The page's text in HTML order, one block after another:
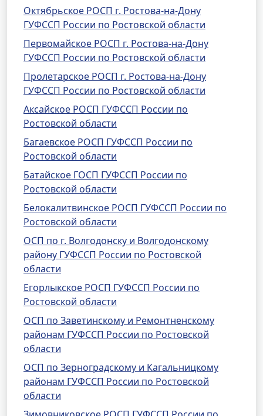
Октябрьское РОСП г. Ростова-на-Дону
ГУФССП России по Ростовской области
Первомайское РОСП г. Ростова-на-Дону
ГУФССП России по Ростовской области
Пролетарское РОСП г. Ростова-на-Дону
ГУФССП России по Ростовской области
Аксайское РОСП ГУФССП России по
Ростовской области
Багаевское РОСП ГУФССП России по
Ростовской области
Батайское ГОСП ГУФССП России по
Ростовской области
Белокалитвинское РОСП ГУФССП России по
Ростовской области
ОСП по г. Волгодонску и Волгодонскому
району ГУФССП России по Ростовской
области
Егорлыкское РОСП ГУФССП России по
Ростовской области
ОСП по Заветинскому и Ремонтненскому
районам ГУФССП России по Ростовской
области
ОСП по Зерноградскому и Кагальницкому
районам ГУФССП России по Ростовской
области